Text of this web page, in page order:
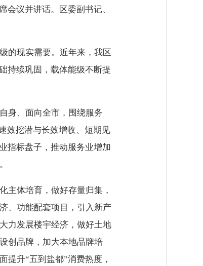
会议并讲话。区委副书记、
的现实需要。近年来，我区
持续巩固，载体能级不断提
身、面向全市，围绕服务
效挖潜与长效增收、短期见
指标盘子，推动服务业增加
主体培育，做好存量归集，
、功能配套项目，引入新产
力发展楼宇经济，做好土地
创品牌，加大本地品牌培
提升“五到盐都”消费热度，